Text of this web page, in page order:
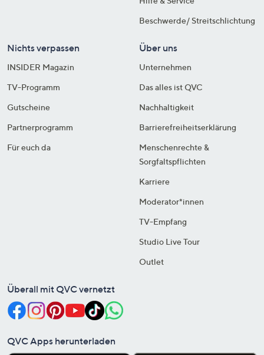
Beschwerde/ Streitschlichtung
Nichts verpassen
INSIDER Magazin
TV-Programm
Gutscheine
Partnerprogramm
Für euch da
Über uns
Unternehmen
Das alles ist QVC
Nachhaltigkeit
Barrierefreiheitserklärung
Menschenrechte &
Sorgfaltspflichten
Karriere
Moderator*innen
TV-Empfang
Studio Live Tour
Outlet
Überall mit QVC vernetzt
QVC Apps herunterladen